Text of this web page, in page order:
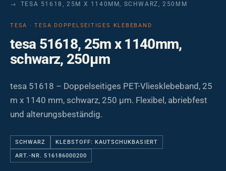
TESA 51618, 25M X 1140MM, SCHWARZ, 250ΜM
TESA · TESA DOPPELSEITIGES KLEBEBAND
tesa 51618, 25m x 1140mm,
schwarz, 250µm
tesa 51618 – Doppelseitiges PET-Vliesklebeband, 25
m x 1140 mm, schwarz, 250 µm. Flexibel, abriebfest
und alterungsbeständig.
SCHWARZ KLEBSTOFF: KAUTSCHUKBASIERT
ART.-NR. 516186000200